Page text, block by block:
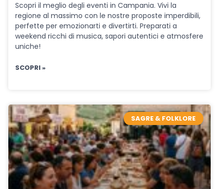
Scopri il meglio degli eventi in Campania. Vivi la
regione al massimo con le nostre proposte imperdibili,
perfette per emozionarti e divertirti. Preparati a
weekend ricchi di musica, sapori autentici e atmosfere
uniche!
SCOPRI »
SAGRE & FOLKLORE